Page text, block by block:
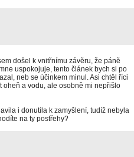
došel k vnitřnímu závěru, že páně
uspokojuje, tento článek bych si po
neb se účinkem minul. Asi chtěl říci
oheň a vodu, ale osobně mi nepřišlo
i donutila k zamyšlení, tudíž nebyla
na ty postřehy?